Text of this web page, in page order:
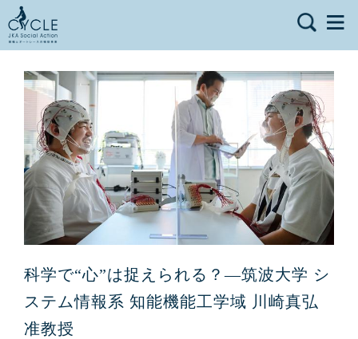
科学で“心”は捉えられる？―筑波大学 シ
ステム情報系 知能機能工学域 川崎真弘
准教授